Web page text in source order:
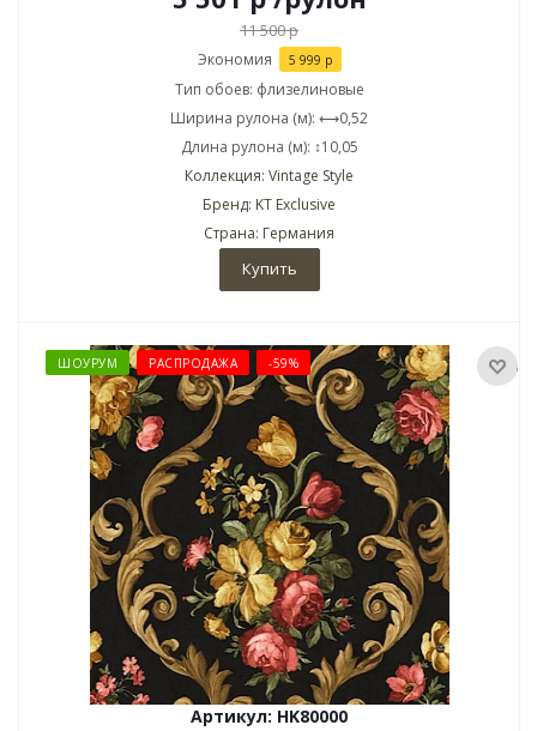
11 500р
Экономия 5 999 р
Тип обоев: флизелиновые
Ширина рулона (м): ⟷0,52
Длина рулона (м): ↕10,05
Коллекция: Vintage Style
Бренд: KT Exclusive
Страна: Германия
Купить
ШОУРУМ РАСПРОДАЖА -59%
Артикул: HK80000